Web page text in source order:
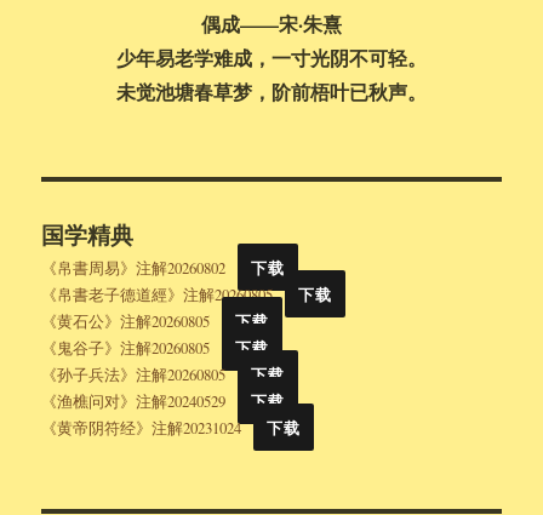
偶成——宋·朱熹
少年易老学难成，一寸光阴不可轻。
未觉池塘春草梦，阶前梧叶已秋声。
国学精典
《帛書周易》注解20260802
下载
《帛書老子德道經》注解20260805
下载
《黄石公》注解20260805
下载
《鬼谷子》注解20260805
下载
《孙子兵法》注解20260805
下载
《渔樵问对》注解20240529
下载
《黄帝阴符经》注解20231024
下载